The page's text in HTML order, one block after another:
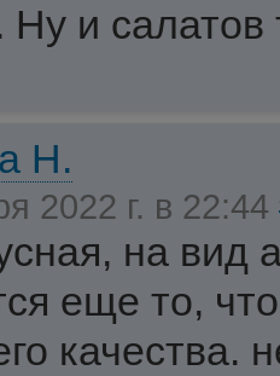
Ну и салатов
Н.
2022 г. в 22:44
на вид
еще то,
качества.